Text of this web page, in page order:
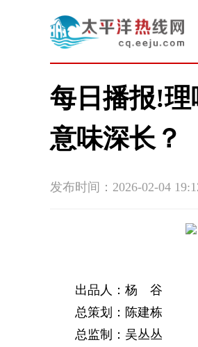
每日播报!
意味深长？
发布时间：2026-02-04
出品人：杨 谷
总策划：陈建栋
总监制：吴丛丛